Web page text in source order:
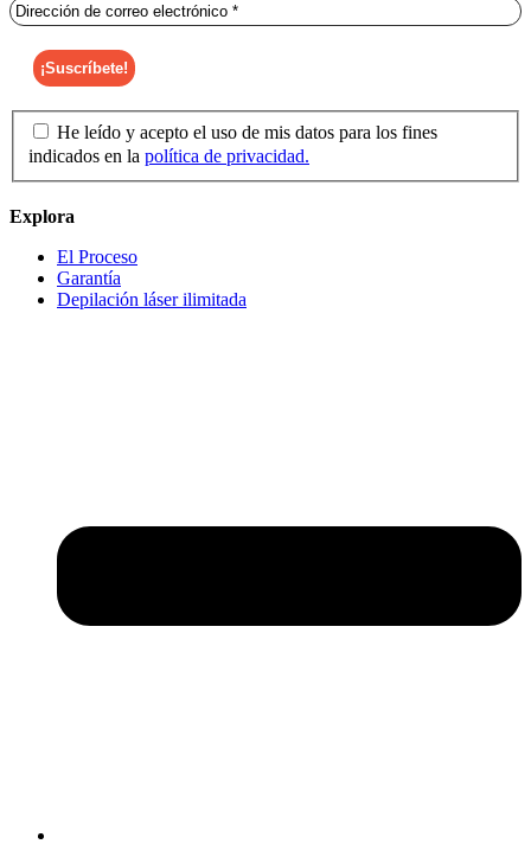
He leído y acepto el uso de mis datos para los fines
indicados en la política de privacidad.
Explora
El Proceso
Garantía
Depilación láser ilimitada